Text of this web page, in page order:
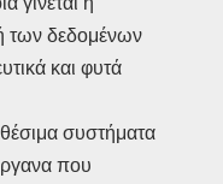
των δεδομένων
και φυτά
συστήματα
που